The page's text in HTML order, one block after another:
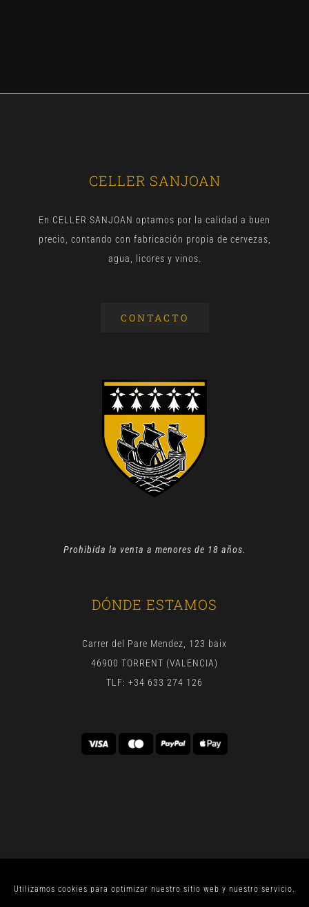
Utilizamos cookies para optimizar nuestro sitio web y nuestro servicio.
CELLER SANJOAN
En CELLER SANJOAN optamos por la calidad a buen
precio, contando con fabricación propia de cervezas,
agua, licores y vinos.
CONTACTO
Prohibida la venta a menores de 18 años.
DÓNDE ESTAMOS
Carrer del Pare Mendez, 123 baix
46900 TORRENT (VALENCIA)
TLF: +34 633 274 126